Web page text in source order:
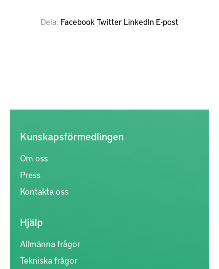
Dela Facebook Twitter LinkedIn E-post
Kunskapsförmedlingen
Om oss
Press
Kontakta oss
Hjälp
Allmänna frågor
Tekniska frågor